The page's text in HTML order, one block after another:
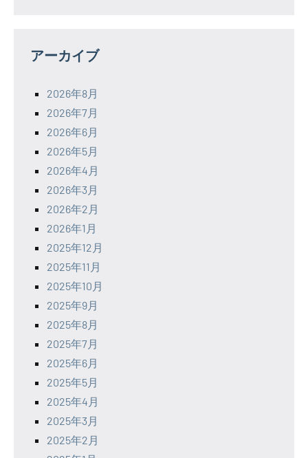
アーカイブ
2026年8月
2026年7月
2026年6月
2026年5月
2026年4月
2026年3月
2026年2月
2026年1月
2025年12月
2025年11月
2025年10月
2025年9月
2025年8月
2025年7月
2025年6月
2025年5月
2025年4月
2025年3月
2025年2月